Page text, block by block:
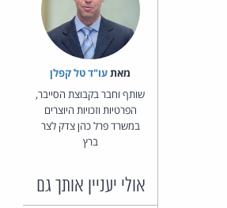
מאת‏עו"ד טל קפלן
שותף וחבר בקבוצת הסייבר,
הפרטיות וזכויות היוצרים
במשרד פרל כהן צדק לצר
ברץ
אולי יעניין אותך גם